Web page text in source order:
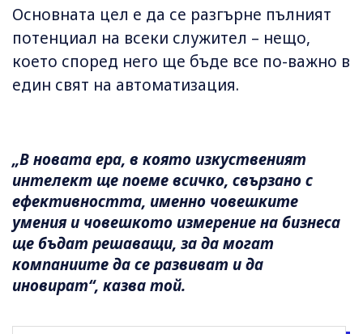
Основната цел е да се разгърне пълният
потенциал на всеки служител – нещо,
което според него ще бъде все по-важно в
един свят на автоматизация.
„В новата ера, в която изкуственият
интелект ще поеме всичко, свързано с
ефективността, именно човешките
умения и човешкото измерение на бизнеса
ще бъдат решаващи, за да могат
компаниите да се развиват и да
иновират“, казва той.